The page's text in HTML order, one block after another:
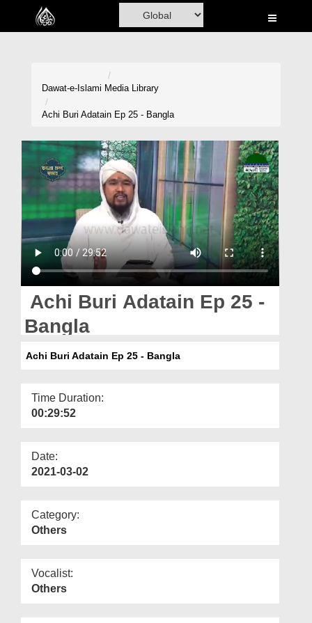
Home
Volunteer Portal
Rohani Ilaj
Magazine
Dawat-e-Islami Media Library
Achi Buri Adatain Ep 25 - Bangla
Achi Buri Adatain Ep 25 -
Bangla
Achi Buri Adatain Ep 25 - Bangla
Time Duration:
00:29:52
Date:
2021-03-02
Category:
Others
Vocalist:
Others